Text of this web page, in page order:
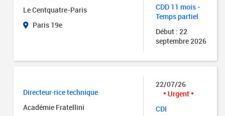
Le Centquatre-Paris
Paris 19e
CDD 11 mois -
Temps partiel
Début : 22
septembre 2026
Directeur·rice technique
Académie Fratellini
22/07/26
Urgent
CDI